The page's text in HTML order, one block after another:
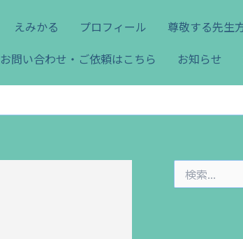
えみかる プロフィール 尊敬する先生
お問い合わせ・ご依頼はこちら
お知らせ
索